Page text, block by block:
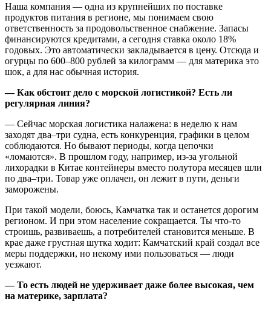
Наша компания — одна из крупнейших по поставке
продуктов питания в регионе, мы понимаем свою
ответственность за продовольственное снабжение. Запасы
финансируются кредитами, а сегодня ставка около 18%
годовых. Это автоматически закладывается в цену. Отсюда и
огурцы по 600–800 рублей за килограмм — для материка это
шок, а для нас обычная история.
— Как обстоит дело с морской логистикой? Есть ли
регулярная линия?
— Сейчас морская логистика налажена: в неделю к нам
заходят два–три судна, есть конкуренция, графики в целом
соблюдаются. Но бывают периоды, когда цепочки
«ломаются». В прошлом году, например, из‑за угольной
лихорадки в Китае контейнеры вместо полутора месяцев шли
по два–три. Товар уже оплачен, он лежит в пути, деньги
заморожены.
При такой модели, боюсь, Камчатка так и останется дорогим
регионом. И при этом население сокращается. Ты что‑то
строишь, развиваешь, а потребителей становится меньше. В
крае даже грустная шутка ходит: Камчатский край создал все
меры поддержки, но некому ими пользоваться — люди
уезжают.
— То есть людей не удерживает даже более высокая, чем
на материке, зарплата?